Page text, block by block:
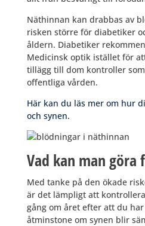
Näthinnan kan drabbas av
risken större för diabetiker
åldern. Diabetiker
Medicinsk optik istället för
tillägg till dom kontroller
offentliga vården.
Här kan du läs mer om hur
och synen.
Vad kan man göra
Med tanke på den ökade
är det lämpligt att
gång om året efter att du
åtminstone om synen blir